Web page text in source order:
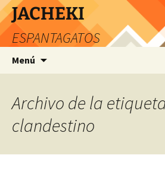
JACHEKI
ESPANTAGATOS
Menú
Archivo de la
clandestino